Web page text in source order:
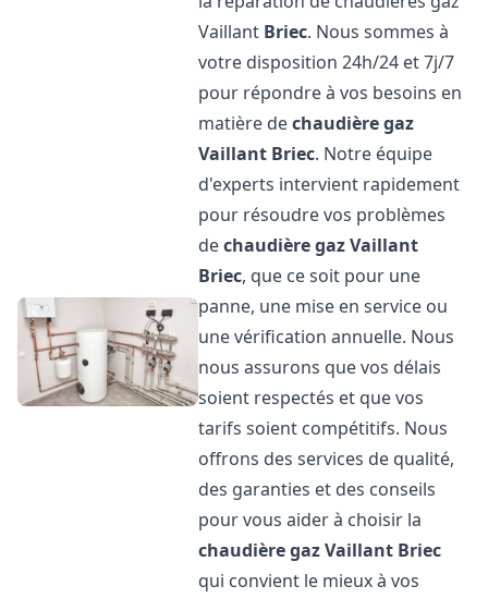
Vaillant Briec. Nous sommes à
votre disposition 24h/24 et 7j/7
pour répondre à vos besoins en
matière dechaudière gaz
Vaillant Briec. Notre équipe
d'experts intervient rapidement
pour résoudre vos problèmes
dechaudière gaz Vaillant
Briec, que ce soit pour une
panne, une mise en service ou
une vérification annuelle. Nous
nous assurons que vos délais
soient respectés et que vos
tarifs soient compétitifs. Nous
offrons des services de qualité,
des garanties et des conseils
pour vous aider à choisir la
chaudière gaz Vaillant Briec
qui convient le mieux à vos